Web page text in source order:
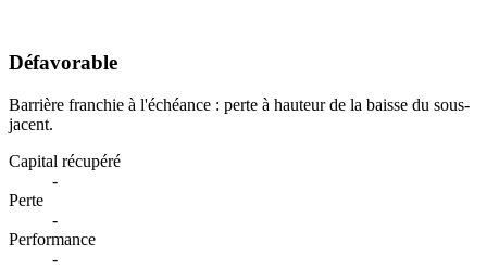
Défavorable
Barrière franchie à l'échéance : perte à hauteur de la baisse du sous-
jacent.
Capital récupéré
-
Perte
-
Performance
-